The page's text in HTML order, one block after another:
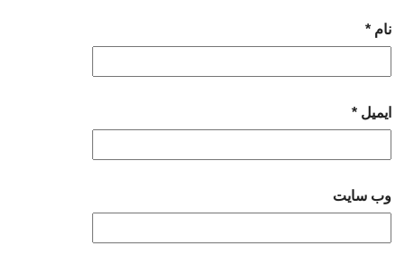
نام *
ایمیل *
وب‌ سایت